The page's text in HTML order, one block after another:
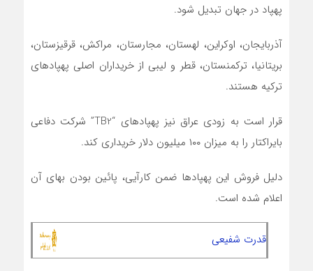
پهپاد در جهان تبدیل شود.
آذربایجان، اوکراین، لهستان، مجارستان، مراکش، قرقیزستان،
بریتانیا، ترکمنستان، قطر و لیبی از خریداران اصلی پهپادهای
ترکیه هستند.
قرار است به زودی عراق نیز پهپادهای “TB2” شرکت دفاعی
بایراکتار را به میزان ۱۰۰ میلیون دلار خریداری کند.
دلیل فروش این پهپادها ضمن کارآیی، پائین بودن بهای آن
اعلام شده است.
قدرت شفیعی